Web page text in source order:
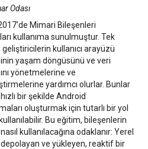
Odası
Mimari Bileşenleri
kullanıma sunulmuştur. Tek
geliştiricilerin kullanıcı arayüzü
yaşam döngüsünü ve veri
yönetmelerine ve
yardımcı olurlar. Bunlar
bir şekilde Android
oluşturmak için tutarlı bir yol
Bu eğitim, bileşenlerin
kullanılacağına odaklanır: Yerel
ve yükleyen, reaktif bir